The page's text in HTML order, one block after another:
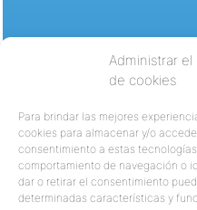
Administrar
de cookies
Para brindar las mejores
cookies para almacenar y/o
consentimiento a estas
comportamiento de navegación o
dar o retirar el consentimiento
determinadas características y